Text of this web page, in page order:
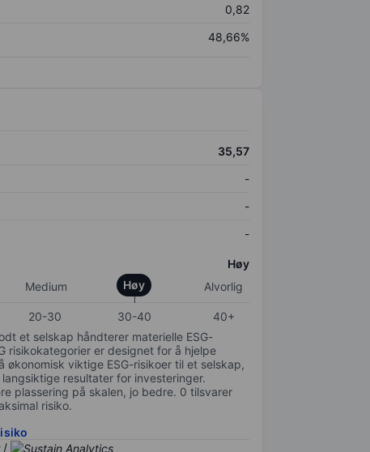
0,82
48,66%
35,57
-
-
-
Høy
Medium Høy Alvorlig
20-30 30-40
40+
et selskap håndterer materielle ESG-
risikokategorier er designet for å hjelpe
økonomisk viktige ESG-risikoer til et selskap,
resultater for investeringer.
plassering på skalen, jo bedre. 0 tilsvarer
risiko.
/